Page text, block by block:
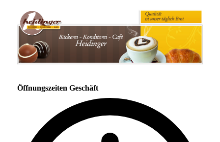
Öffnungszeiten Geschäft